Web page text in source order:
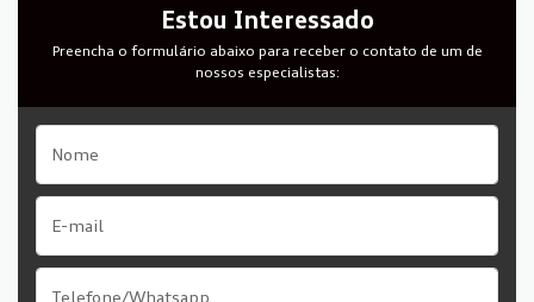
Estou Interessado
Preencha o formulário abaixo para receber o contato de um de
nossos especialistas: